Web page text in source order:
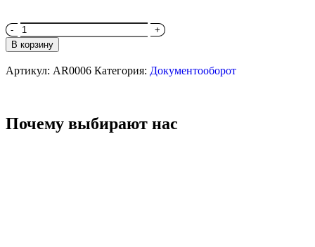
В корзину
Артикул: AR0006 Категория: Документооборот
Почему выбирают нас